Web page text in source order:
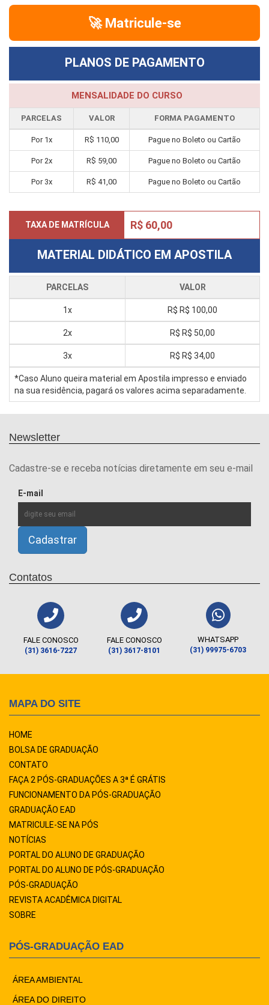
🚀 Matricule-se
PLANOS DE PAGAMENTO
MENSALIDADE DO CURSO
PARCELAS VALOR FORMA PAGAMENTO
Por 1x R$ 110,00 Pague no Boleto ou Cartão
Por 2x R$ 59,00 Pague no Boleto ou Cartão
Por 3x R$ 41,00 Pague no Boleto ou Cartão
TAXA DE MATRÍCULA R$ 60,00
MATERIAL DIDÁTICO EM APOSTILA
PARCELAS VALOR
1x R$ R$ 100,00
2x R$ R$ 50,00
3x R$ R$ 34,00
*Caso Aluno queira material em Apostila impresso e enviado
na sua residência, pagará os valores acima separadamente.
Newsletter
Cadastre-se e receba notícias diretamente em seu e-mail
E-mail
Contatos
FALE CONOSCO
(31) 3616-7227
FALE CONOSCO
(31) 3617-8101
WHATSAPP
(31) 99975-6703
MAPA DO SITE
HOME
BOLSA DE GRADUAÇÃO
CONTATO
FAÇA 2 PÓS-GRADUAÇÕES A 3ª É GRÁTIS
FUNCIONAMENTO DA PÓS-GRADUAÇÃO
GRADUAÇÃO EAD
MATRICULE-SE NA PÓS
NOTÍCIAS
PORTAL DO ALUNO DE GRADUAÇÃO
PORTAL DO ALUNO DE PÓS-GRADUAÇÃO
PÓS-GRADUAÇÃO
REVISTA ACADÊMICA DIGITAL
SOBRE
PÓS-GRADUAÇÃO EAD
ÁREA AMBIENTAL
ÁREA DO DIREITO